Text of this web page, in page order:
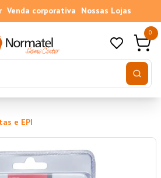
Venda corporativa Nossas Lojas
0
e EPI